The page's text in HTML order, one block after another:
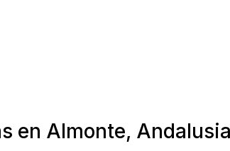
en Almonte, Andalusia